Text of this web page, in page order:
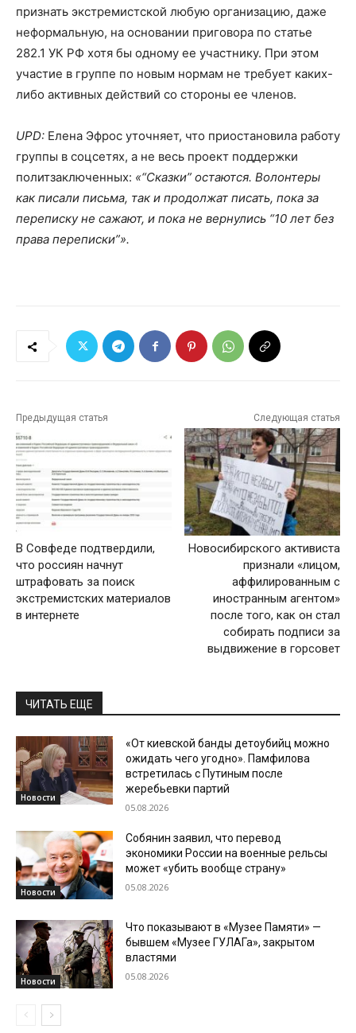
признать экстремистской любую организацию, даже
неформальную, на основании приговора по статье
282.1 УК РФ хотя бы одному ее участнику. При этом
участие в группе по новым нормам не требует каких-
либо активных действий со стороны ее членов.
UPD: Елена Эфрос уточняет, что приостановила работу
группы в соцсетях, а не весь проект поддержки
политзаключенных: «“Сказки” остаются. Волонтеры
как писали письма, так и продолжат писать, пока за
переписку не сажают, и пока не вернулись “10 лет без
права переписки”».
Предыдущая статья
В Совфеде подтвердили,
что россиян начнут
штрафовать за поиск
экстремистских материалов
в интернете
Следующая статья
Новосибирского активиста
признали «лицом,
аффилированным с
иностранным агентом»
после того, как он стал
собирать подписи за
выдвижение в горсовет
ЧИТАТЬ ЕЩЕ
Новости
«От киевской банды детоубийц можно
ожидать чего угодно». Памфилова
встретилась с Путиным после
жеребьевки партий
05.08.2026
Новости
Собянин заявил, что перевод
экономики России на военные рельсы
может «убить вообще страну»
05.08.2026
Новости
Что показывают в «Музее Памяти» —
бывшем «Музее ГУЛАГа», закрытом
властями
05.08.2026